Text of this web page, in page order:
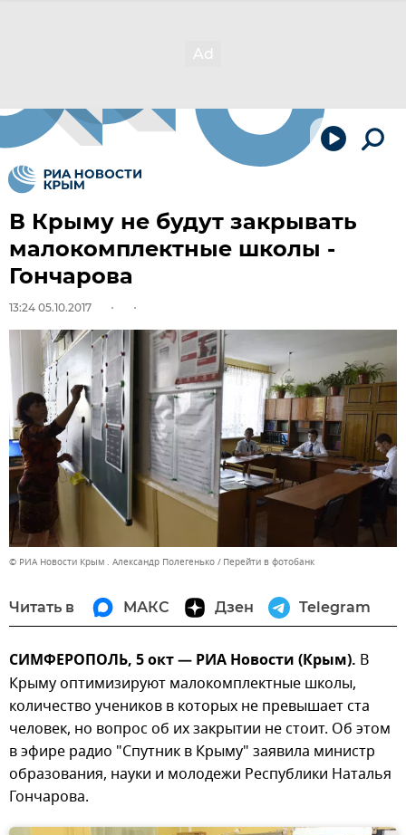
В Крыму не будут закрывать
малокомплектные школы -
Гончарова
13:24 05.10.2017
© РИА Новости Крым . Александр Полегенько Перейти в фотобанк
Читать в МАКС Дзен Telegram
СИМФЕРОПОЛЬ, 5 окт — РИА Новости (Крым). В
Крыму оптимизируют малокомплектные школы,
количество учеников в которых не превышает ста
человек, но вопрос об их закрытии не стоит. Об этом
в эфире радио "Спутник в Крыму" заявила министр
образования, науки и молодежи Республики Наталья
Гончарова.